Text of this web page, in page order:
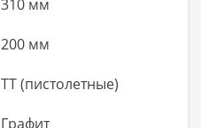
310 мм
200 мм
ТТ (пистолетные)
Графит